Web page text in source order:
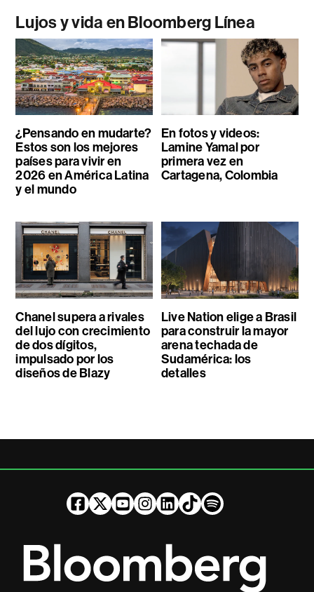
Lujos y vida en Bloomberg Línea
¿Pensando en mudarte?
Estos son los mejores
países para vivir en
2026 en América Latina
y el mundo
En fotos y videos:
Lamine Yamal por
primera vez en
Cartagena, Colombia
Chanel supera a rivales
del lujo con crecimiento
de dos dígitos,
impulsado por los
diseños de Blazy
Live Nation elige a Brasil
para construir la mayor
arena techada de
Sudamérica: los
detalles